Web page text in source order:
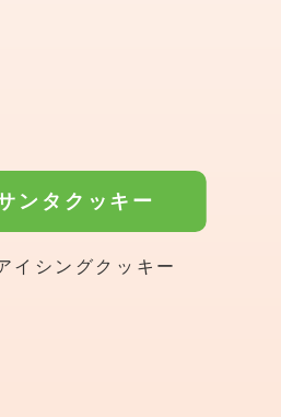
ンタクッキー
イシングクッキー